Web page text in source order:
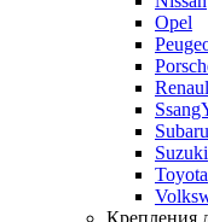
Opel
Subaru
Suzuki
Toyota
Крепления